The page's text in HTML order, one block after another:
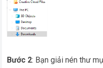
Bước 2: Bạn giải nén thư